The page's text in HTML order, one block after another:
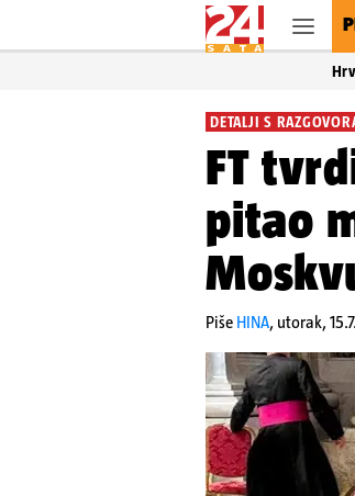
DETALJI S
FT
pitao
Piše HINA, utorak,